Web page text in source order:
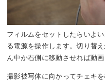
フィルムをセットしたらいよ
る電源を操作します。切り替
ん中か右側に移動させれば動
撮影被写体に向かってチェキ